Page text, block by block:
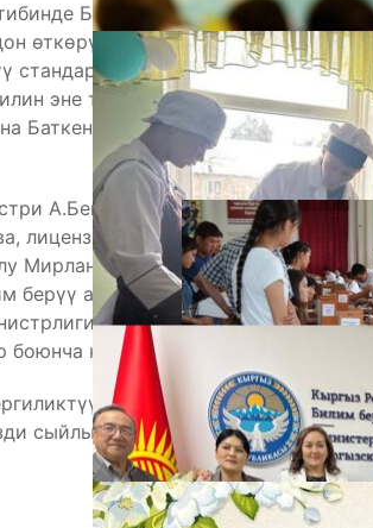
Билим берүү уюмдарын
өткөрүүнүн жыйынтыктары,
долбоорун жактыруу,
эне тили жана экинчи тил
Баткен облусунун билим берүү
А.Бейшеналиев, билим берүү
лицензиялоо жана
Мирлан, кыргыз билим берүү
берүү академиясынын илимий
Адам ресурстары
боюнча кеңири маалымат беришет.
бийлик өкүлдөрү менен
сыйлык тапшыруу сыяктуу